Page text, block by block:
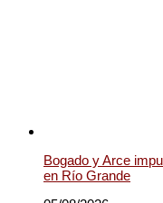
Bogado y Arce
en Río Grande